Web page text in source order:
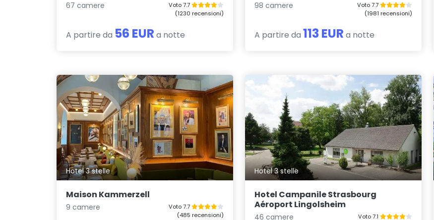
67 camere
Voto 7.7
(1230 recensioni)
A partire da 56 EUR a notte
98 camere
Voto 7.7
(1981 recensioni)
A partire da 113 EUR a notte
Hotel 3 stelle
Maison Kammerzell
9 camere
Voto 7.7
(485 recensioni)
Hotel 3 stelle
Hotel Campanile Strasbourg
Aéroport Lingolsheim
46 camere Voto 7.1